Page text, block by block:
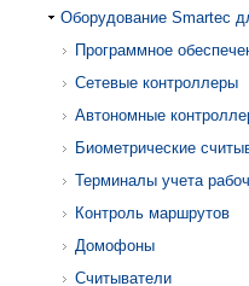
Оборудование Smartec
Программное
Сетевые контроллеры
Автономные
Биометрические
Терминалы учета
Контроль маршрутов
Домофоны
Считыватели